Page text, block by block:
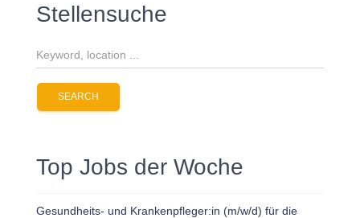
Stellensuche
Top Jobs der Woche
Gesundheits- und Krankenpfleger:in (m/w/d) für die